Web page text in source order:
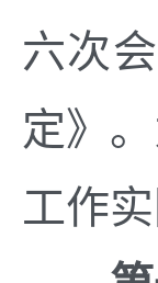
六次
定》
工作